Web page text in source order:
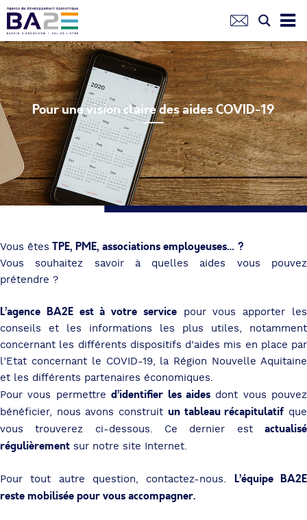
Aller
au
contenu
principal
Pour une vision claire des aides COVID-19
Vous êtes TPE, PME, associations employeuses… ?
Vous souhaitez savoir à quelles aides vous pouvez
prétendre ?
L’agence BA2E est à votre servicepour vous apporter les
conseils et les informations les plus utiles, notamment
concernant les différents dispositifs d’aides mis en place par
l’Etat concernant le COVID-19, la Région Nouvelle Aquitaine
et les différents partenaires économiques.
Pour vous permettred’identifier les aidesdont vous pouvez
bénéficier, nous avons construit un tableau récapitulatifque
vous trouverez ci-dessous. Ce dernier est actualisé
régulièrement sur notre site Internet.
Pour tout autre question, contactez-nous. L’équipe BA2E
reste mobilisée pour vous accompagner.